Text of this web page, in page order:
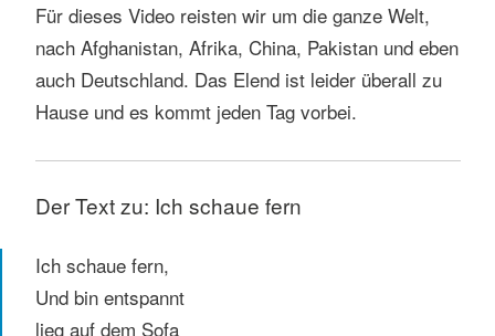
Für dieses Video reisten wir um die ganze Welt,
nach Afghanistan, Afrika, China, Pakistan und eben
auch Deutschland. Das Elend ist leider überall zu
Hause und es kommt jeden Tag vorbei.
Der Text zu: Ich schaue fern
Ich schaue fern,
Und bin entspannt
lieg auf dem Sofa